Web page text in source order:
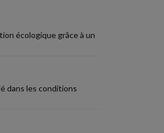
écologique grâce à un
dans les conditions